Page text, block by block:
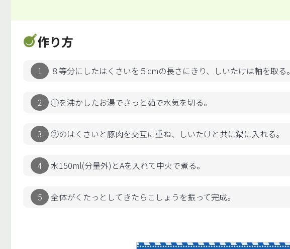
作り方
８等分にしたはくさいを５cmの長さにきり、しいたけは軸を取る。
①を沸かしたお湯でさっと茹で水気を切る。
②のはくさいと豚肉を交互に重ね、しいたけと共に鍋に入れる。
水150ml(分量外)とAを入れて中火で煮る。
全体がくたっとしてきたらこしょうを振って完成。